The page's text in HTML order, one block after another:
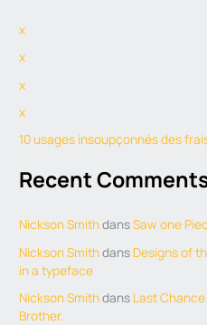
c
h
f
x
x
x
x
10 usages insoupçonnés des
Recent
Nickson SmithdansSaw one
Nickson Smithdans Designs of
in a typeface
Nickson Smithdans Last
Brother.